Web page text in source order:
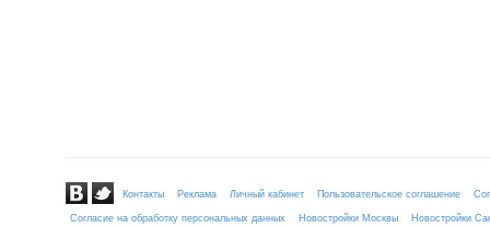
Контакты Реклама Личный кабинет Пользовательское соглашение
Согласие на обработку персональных данных
Новостройки Москвы Новостройки